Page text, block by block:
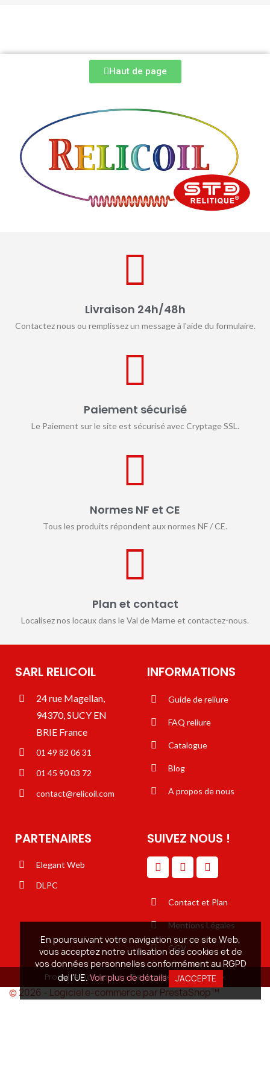
Haut de page
Livraison 24h/48h
Contactez nous ou remplissez un message à l'aide du formulaire.
Paiement sécurisé
Le Paiement sur le site est sécurisé avec Cryptage SSL.
Normes NF et CE
Tous les produits répondent aux normes NF / CE.
Plan et contact
Localisez nos locaux dans le Val de Marne et contactez-nous.
SARL RELICOIL
24 rue Magellan,
94370, SUCY EN
BRIE France
01 49 82 06 31
01 45 90 03 72
contact@relicoil.com
INFORMATIONS
Guide de reliure
FAQ reliure
Catalogue
Blog
A propos de nous
PARTENAIRES
Elegant Web
DLPC
SUIVEZ NOUS !
Contact et Plan
Mentions Légales
CGV
Propulsé par Aproxi - Design de Elégant Web.
En poursuivant votre navigation sur ce site Web,
vous acceptez notre utilisation des cookies et de
vos données personnelles conformément au RGPD
de l'UE.Voir plus de détails J'ACCEPTE
© 2026 - Logiciel e-commerce par PrestaShop™